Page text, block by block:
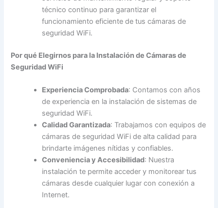
técnico continuo para garantizar el
funcionamiento eficiente de tus cámaras de
seguridad WiFi.
Por qué Elegirnos para la Instalación de Cámaras de
Seguridad WiFi
Experiencia Comprobada: Contamos con años
de experiencia en la instalación de sistemas de
seguridad WiFi.
Calidad Garantizada: Trabajamos con equipos de
cámaras de seguridad WiFi de alta calidad para
brindarte imágenes nítidas y confiables.
Conveniencia y Accesibilidad: Nuestra
instalación te permite acceder y monitorear tus
cámaras desde cualquier lugar con conexión a
Internet.